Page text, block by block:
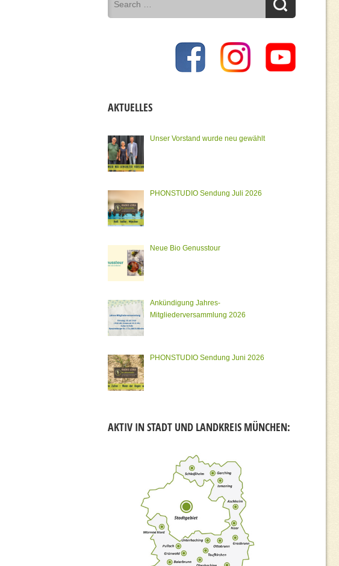
AKTUELLES
Unser Vorstand wurde neu gewählt
PHONSTUDIO Sendung Juli 2026
Neue Bio Genusstour
Ankündigung Jahres-
Mitgliederversammlung 2026
PHONSTUDIO Sendung Juni 2026
AKTIV IN STADT UND LANDKREIS MÜNCHEN: